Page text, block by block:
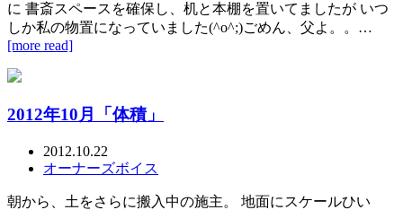
に 書斎スペースを確保し、机と本棚を置いてましたが いつ
しか私の物置になっていました(^o^;)ごめん、父よ。。…
[more read]
2012年10月「体積」
2012.10.22
オーナーズボイス
朝から、土をさらに搬入中の施主。 地面にスケールひい